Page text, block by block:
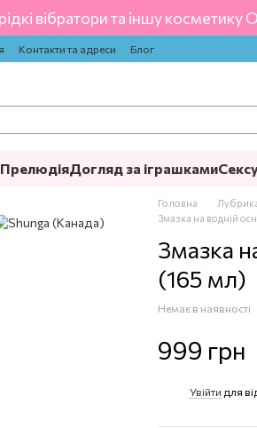
вібратори та іншу
Контакти та адреси Блог
ПрелюдіяДогляд за іграшками
Головна
Змазка на водній
Змазка
(165 мл)
Немає в наявності
999 грн
Увійти для